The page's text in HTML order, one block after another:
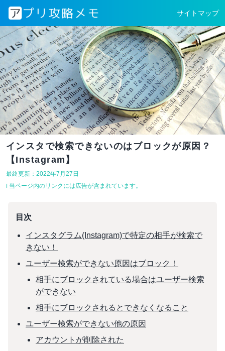
サイトマップ
インスタで検索できないのはブロックが原因？
【Instagram】
最終更新：2022年7月27日
ℹ︎ 当ページ内のリンクには広告が含まれています。
目次
インスタグラム(Instagram)で特定の相手が検索で
きない！
ユーザー検索ができない原因はブロック！
相手にブロックされている場合はユーザー検索
ができない
相手にブロックされるとできなくなること
ユーザー検索ができない他の原因
アカウントが削除された